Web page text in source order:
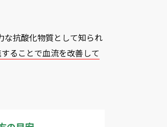
な抗酸化物質として知られ
ることで血流を改善して